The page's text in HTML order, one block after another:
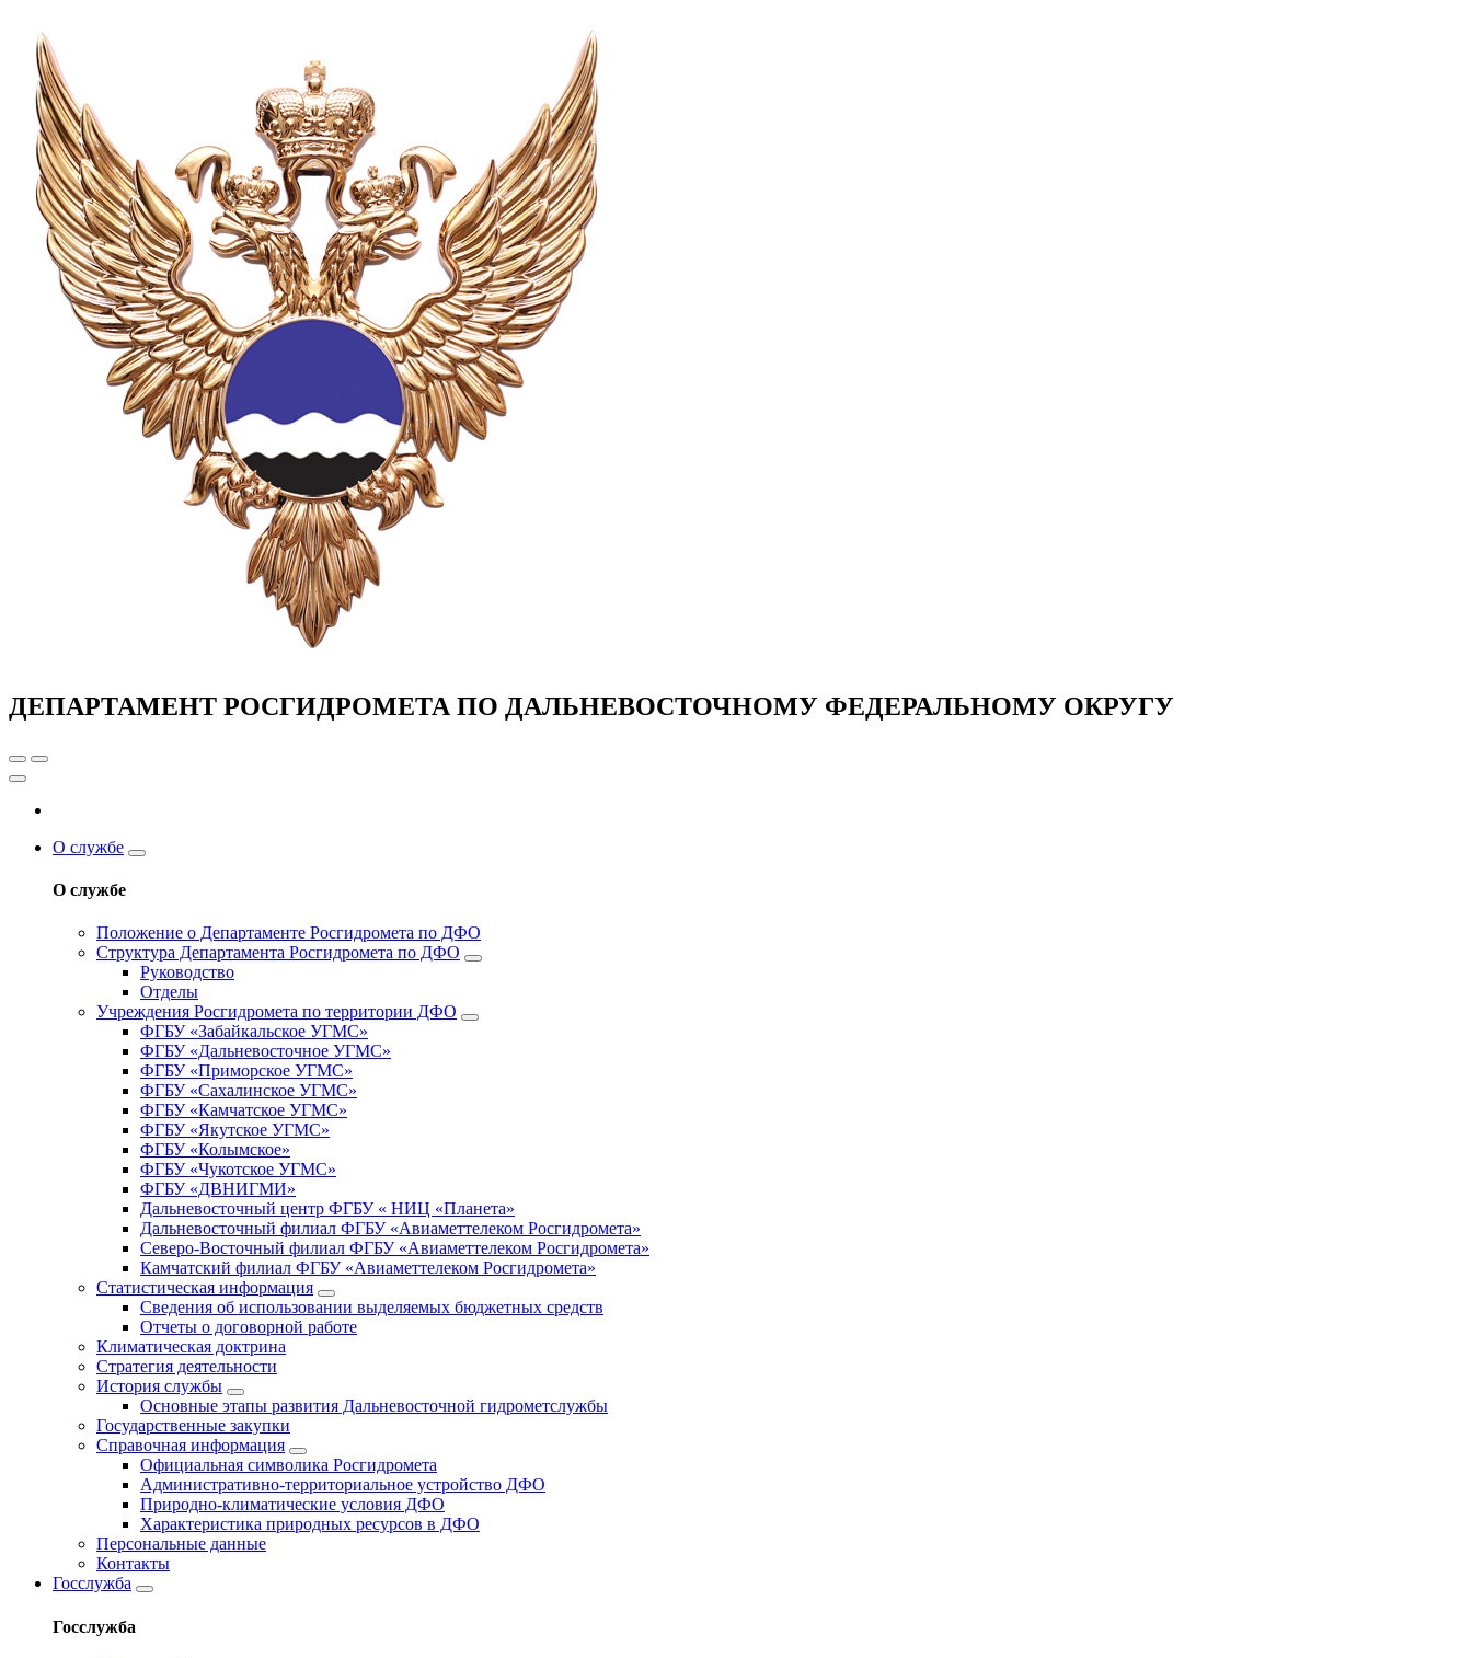
ДЕПАРТАМЕНТ РОСГИДРОМЕТА ПО ДАЛЬНЕВОСТОЧНОМУ ФЕДЕРАЛЬНОМУ ОКРУГУ
О службе
О службе
Положение о Департаменте Росгидромета по ДФО
Структура Департамента Росгидромета по ДФО
Руководство
Отделы
Учреждения Росгидромета по территории ДФО
ФГБУ «Забайкальское УГМС»
ФГБУ «Дальневосточное УГМС»
ФГБУ «Приморское УГМС»
ФГБУ «Сахалинское УГМС»
ФГБУ «Камчатское УГМС»
ФГБУ «Якутское УГМС»
ФГБУ «Колымское»
ФГБУ «Чукотское УГМС»
ФГБУ «ДВНИГМИ»
Дальневосточный центр ФГБУ « НИЦ «Планета»
Дальневосточный филиал ФГБУ «Авиаметтелеком Росгидромета»
Северо-Восточный филиал ФГБУ «Авиаметтелеком Росгидромета»
Камчатский филиал ФГБУ «Авиаметтелеком Росгидромета»
Статистическая информация
Сведения об использовании выделяемых бюджетных средств
Отчеты о договорной работе
Климатическая доктрина
Стратегия деятельности
История службы
Основные этапы развития Дальневосточной гидрометслужбы
Государственные закупки
Справочная информация
Официальная символика Росгидромета
Административно-территориальное устройство ДФО
Природно-климатические условия ДФО
Характеристика природных ресурсов в ДФО
Персональные данные
Контакты
Госслужба
Госслужба